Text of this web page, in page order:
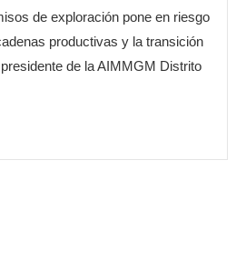
de exploración pone en riesgo
productivas y la transición
de la AIMMGM Distrito